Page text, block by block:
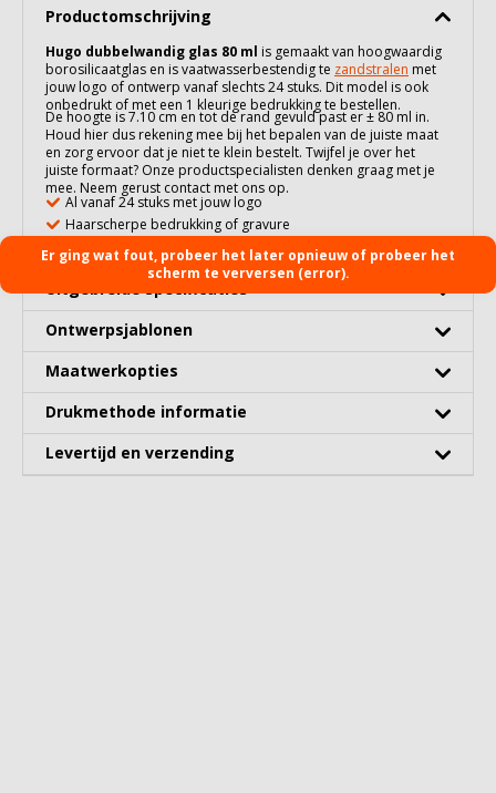
Productomschrijving
Hugo dubbelwandig glas 80 ml is gemaakt van hoogwaardig
borosilicaatglas en is vaatwasserbestendig te zandstralen met
jouw logo of ontwerp vanaf slechts 24 stuks. Dit model is ook
onbedrukt of met een 1 kleurige bedrukking te bestellen.
De hoogte is 7.10 cm en tot de rand gevuld past er ± 80 ml in.
Houd hier dus rekening mee bij het bepalen van de juiste maat
en zorg ervoor dat je niet te klein bestelt. Twijfel je over het
juiste formaat? Onze productspecialisten denken graag met je
mee. Neem gerust contact met ons op.
Al vanaf 24 stuks met jouw logo
Haarscherpe bedrukking of gravure
Gratis digitaal 3D voorbeeld
Uitgebreide specificaties
Ontwerpsjablonen
Maatwerkopties
Drukmethode informatie
Levertijd en verzending
Er ging wat fout, probeer het later opnieuw of probeer het
scherm te verversen (error).